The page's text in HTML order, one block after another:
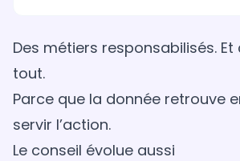
Des métiers responsabilisés.
tout.
Parce que la donnée retrouve
servir l’action.
Le conseil évolue aussi